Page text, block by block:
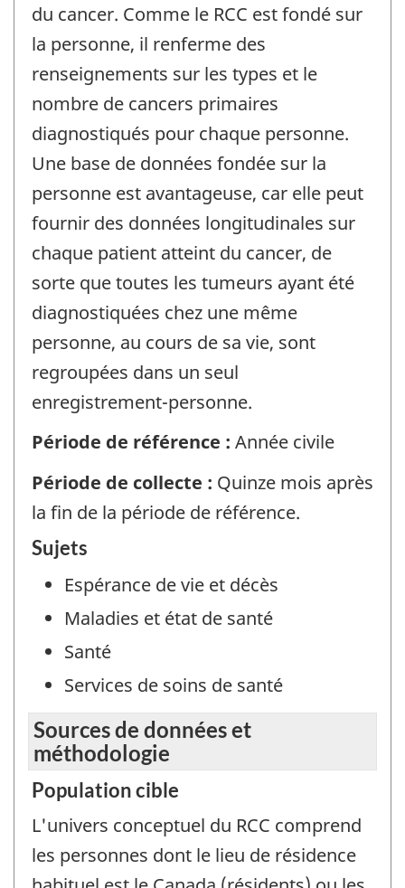
du cancer. Comme le RCC est fondé sur
la personne, il renferme des
renseignements sur les types et le
nombre de cancers primaires
diagnostiqués pour chaque personne.
Une base de données fondée sur la
personne est avantageuse, car elle peut
fournir des données longitudinales sur
chaque patient atteint du cancer, de
sorte que toutes les tumeurs ayant été
diagnostiquées chez une même
personne, au cours de sa vie, sont
regroupées dans un seul
enregistrement-personne.
Période de référence : Année civile
Période de collecte : Quinze mois après
la fin de la période de référence.
Sujets
Espérance de vie et décès
Maladies et état de santé
Santé
Services de soins de santé
Sources de données et
méthodologie
Population cible
L'univers conceptuel du RCC comprend
les personnes dont le lieu de résidence